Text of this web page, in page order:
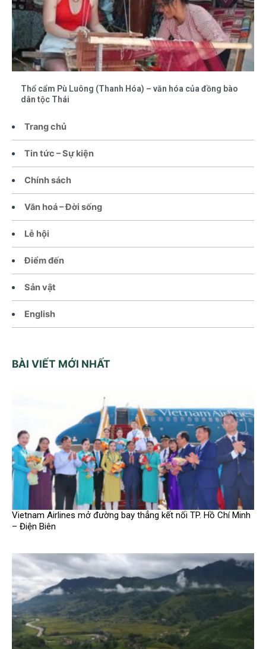
Trang chủ
Tin tức – Sự kiện
Chính sách
Văn hoá – Đời sống
Lễ hội
Điểm đến
Sản vật
English
BÀI VIẾT MỚI NHẤT
Vietnam Airlines mở đường bay thẳng kết nối TP. Hồ Chí Minh
– Điện Biên
Thổ cẩm Pù Luông (Thanh Hóa) – văn hóa của đồng bào
dân tộc Thái